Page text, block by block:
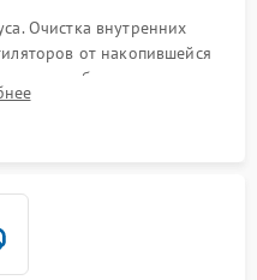
Очистка внутренних
от накопившейся
балласта лампы и
прогаров или вздутых